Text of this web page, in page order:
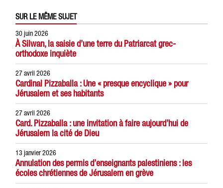
SUR LE MÊME SUJET
30 juin 2026
À Silwan, la saisie d’une terre du Patriarcat grec-
orthodoxe inquiète
27 avril 2026
Cardinal Pizzaballa : Une « presque encyclique » pour
Jérusalem et ses habitants
27 avril 2026
Card. Pizzaballa : une invitation à faire aujourd’hui de
Jérusalem la cité de Dieu
13 janvier 2026
Annulation des permis d’enseignants palestiniens : les
écoles chrétiennes de Jérusalem en grève